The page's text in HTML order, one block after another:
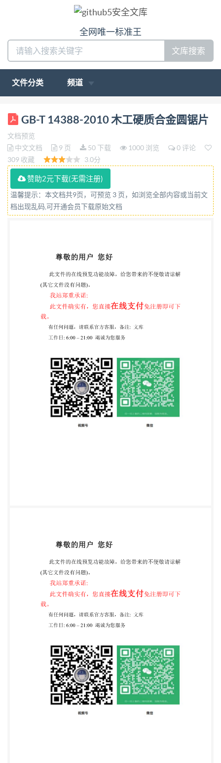
全网唯一标准王
文库搜索
文件分类 频道
ICS 79.120.10 J 65 GB 中华人民共和国国家标准
GB/T143882010 代替GB/T14388-1993 木工硬质合
金圆锯片 Tungsten carbide tipped circular saw blade
for woodworking 2010-11-10发布 2011-03-01实施 中
华人民共和国国家质量监督检验检疫总局 发布 中国
国家标准化管理委员会 GB/T14388—2010 前言 本标
准是对GB/T14388一1993《木工硬质合金圆锯片》
的修订。 本标准非等效采用DIN8083：1982《硬质
件》。 本标准与DIN8083：1982《硬质合金圆锯片
尺寸、齿数》和DIN5134第5部分：1982《木工圆锯
片 硬质合金圆锯片的供货技术条件》相比作了如下修
改： 表1中D增加了括号内的数值； 近似齿数作了修
改。 本标准与GB/T14388一1993相比有如下差异：
增加了前言； —对图1进行了修改和补充； 一对4.5的
栏； 本标准代替GB/T14388-1993。 本标准的附录A
为资料性附录。 本标准由中国机械工业联合会提出。
本标准由全国木工机床与刀具标准化技术委员会
（SAC/TC84)归口。 本标准起草单位：哈尔滨二工具
科技有限责任公司、蓝帜（南京）工具有限公司。 本
GB-T 14388-2010 木工硬质合金圆锯片
文档预览
中文文档
9 页 50 下载 1000 浏览
0 评论
309 收藏
3.0分
赞助2元下载(无需注册)
温馨提示：本文档共9页，可预览 3 页，如浏览全部内容或当前文
档出现乱码,可开通会员下载原始文档